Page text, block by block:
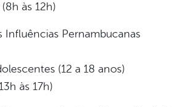
às 12h)
Influências Pernambucanas
(12 a 18 anos)
às 17h)